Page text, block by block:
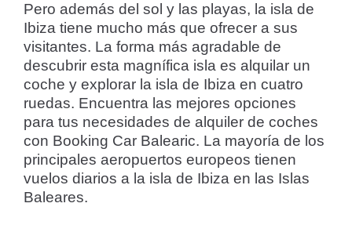
Pero además del sol y las playas, la isla de
Ibiza tiene mucho más que ofrecer a sus
visitantes. La forma más agradable de
descubrir esta magnífica isla es alquilar un
coche y explorar la isla de Ibiza en cuatro
ruedas. Encuentra las mejores opciones
para tus necesidades de alquiler de coches
con Booking Car Balearic. La mayoría de los
principales aeropuertos europeos tienen
vuelos diarios a la isla de Ibiza en las Islas
Baleares.